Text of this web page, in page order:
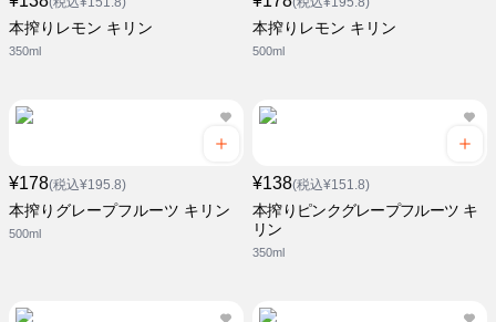
本搾りレモン キリン
350ml
本搾りレモン キリン
500ml
¥178(税込¥195.8)
本搾りグレープフルーツ キリン
500ml
¥138(税込¥151.8)
本搾りピンクグレープフルーツ キ
リン
350ml